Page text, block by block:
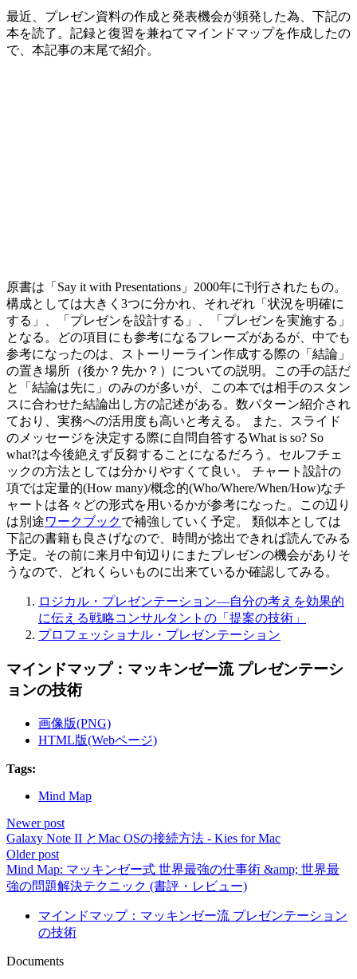
最近、プレゼン資料の作成と発表機会が頻発した為、下記の
本を読了。記録と復習を兼ねてマインドマップを作成したの
で、本記事の末尾で紹介。
原書は「Say it with Presentations」2000年に刊行されたもの。
構成としては大きく3つに分かれ、それぞれ「状況を明確に
する」、「プレゼンを設計する」、「プレゼンを実施する」
となる。どの項目にも参考になるフレーズがあるが、中でも
参考になったのは、ストーリーライン作成する際の「結論」
の置き場所（後か？先か？）についての説明。この手の話だ
と「結論は先に」のみのが多いが、この本では相手のスタン
スに合わせた結論出し方の記述がある。数パターン紹介され
ており、実務への活用度も高いと考える。 また、スライド
のメッセージを決定する際に自問自答するWhat is so? So
what?は今後絶えず反芻することになるだろう。セルフチェ
ックの方法としては分かりやすくて良い。 チャート設計の
項では定量的(How many)/概念的(Who/Where/When/How)なチ
ャートは各々どの形式を用いるかが参考になった。この辺り
は別途ワークブックで補強していく予定。 類似本としては
下記の書籍も良さげなので、時間が捻出できれば読んでみる
予定。その前に来月中旬辺りにまたプレゼンの機会がありそ
うなので、どれくらいものに出来ているか確認してみる。
ロジカル・プレゼンテーション―自分の考えを効果的
に伝える戦略コンサルタントの「提案の技術」
プロフェッショナル・プレゼンテーション
マインドマップ：マッキンゼー流 プレゼンテーシ
ョンの技術
画像版(PNG)
HTML版(Webページ)
Tags:
Mind Map
Newer post
Galaxy Note II とMac OSの接続方法 - Kies for Mac
Older post
Mind Map: マッキンゼー式 世界最強の仕事術 &amp; 世界最
強の問題解決テクニック (書評・レビュー)
マインドマップ：マッキンゼー流 プレゼンテーション
の技術
Documents